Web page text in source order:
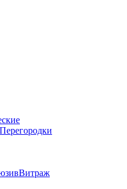
Перегородки
Витраж